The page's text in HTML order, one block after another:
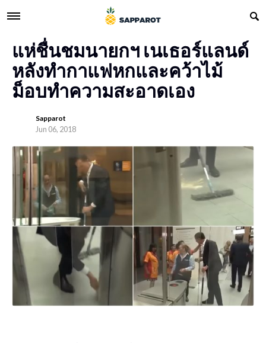
แห่ชื่นชมนายกฯ เนเธอร์แลนด์
หลังทำกาแฟหกและคว้าไม้
ม็อบทำความสะอาดเอง
Sapparot
Jun 06, 2018